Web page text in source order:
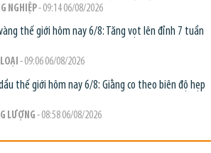
NGHIỆP- 09:14 06/08/2026
thế giới hôm nay 6/8: Tăng vọt lên đỉnh 7 tuần
- 09:06 06/08/2026
thế giới hôm nay 6/8: Giằng co theo biên độ hẹp
LƯỢNG- 08:58 06/08/2026